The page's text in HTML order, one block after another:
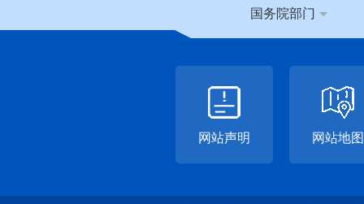
国务院部门
网站声明 网站地图